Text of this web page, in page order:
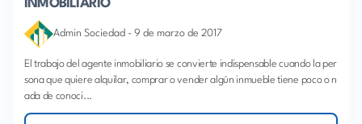
INMOBILIARIO
Admin Sociedad - 9 de marzo de 2017
El trabajo del agente inmobiliario se convierte indispensable cuando la per
sona que quiere alquilar, comprar o vender algún inmueble tiene poco o n
ada de conoci...